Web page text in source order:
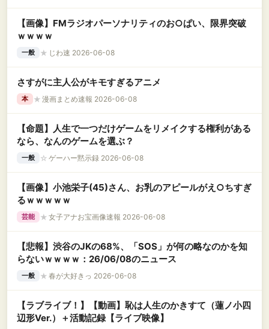
【画像】FMラジオパーソナリティのお○ぱい、限界突破
ｗｗｗｗ
一般 ★ じわ速 2026-06-08
さすがに主人公がキモすぎるアニメ
本 ★ 漫画まとめ速報 2026-06-08
【命題】人生で一つだけゲームをリメイクする権利がある
なら、なんのゲームを選ぶ？
一般 ☆ ゲーハー黙示録 2026-06-08
【画像】小池栄子(45)さん、お乳のアピールがえ○ちすぎ
るｗｗｗｗｗ
芸能 ★ 女子アナお宝画像速報 2026-06-08
【悲報】渋谷のJKの68%、「SOS」が何の略なのかを知
らないｗｗｗｗ：26/06/08のニュース
一般 ★ 春が大好きっ 2026-06-08
【ラブライブ！】【動画】恥は人生のかきすて（蓮ノ小四
辺形Ver.）＋活動記録【ライブ映像】